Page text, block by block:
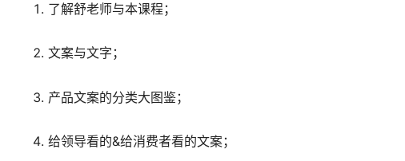
了解舒老师与本课程；
文案与文字；
产品文案的分类大图鉴；
给领导看的&给消费者看的文案；